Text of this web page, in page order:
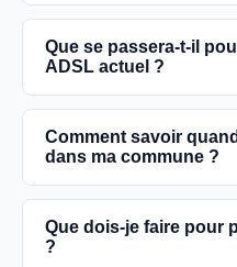
L'extinction complète
pour 2030. D'ici là, les
optique, plus rapides et
Que se passera-t-il
ADSL actuel ?
Vous pouvez continuer
abonnement ADSL
conseillé de passer à
possible pour une
Comment savoir
dans ma commune ?
Les dates précises de
selon les communes.
Que dois-je faire pour
?